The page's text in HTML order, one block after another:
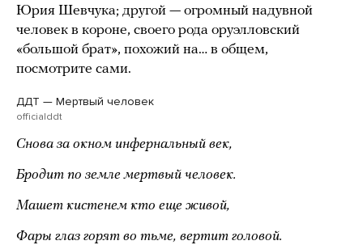
Юрия Шевчука; другой — огромный надувной
человек в короне, своего рода оруэлловский
«большой брат», похожий на… в общем,
посмотрите сами.
ДДТ — Мертвый человек
officialddt
Снова за окном инфернальный век,
Бродит по земле мертвый человек.
Машет кистенем кто еще живой,
Фары глаз горят во тьме, вертит головой.